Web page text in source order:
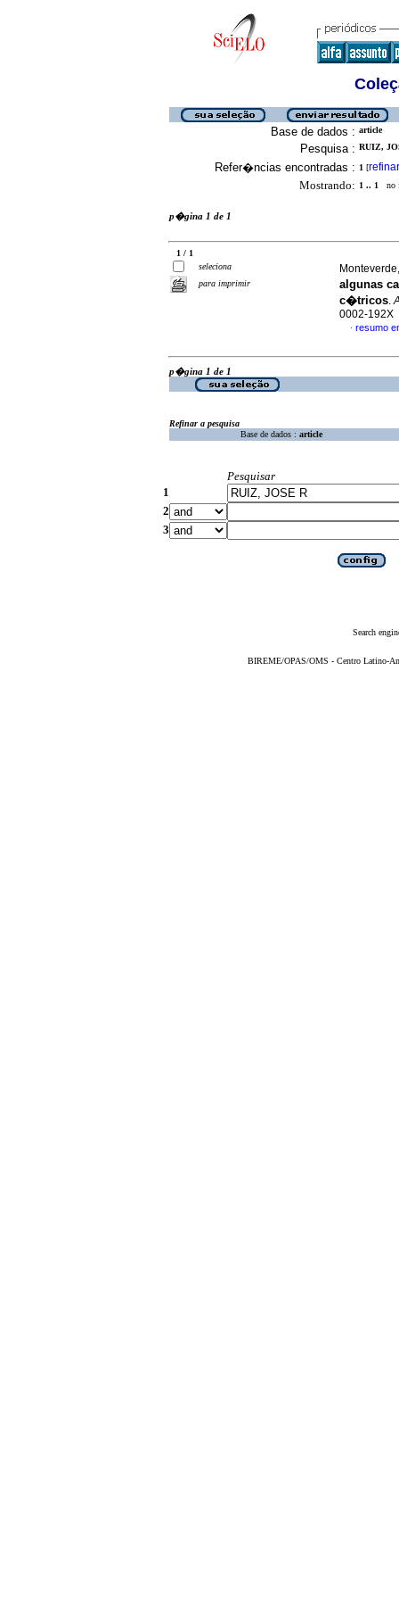
Base de dados : article
Pesquisa : RUIZ,
Refer�ncias encontradas : 1 [refinar
Mostrando: 1 .. 1 no
p�gina 1 de 1
1 / 1
seleciona
para imprimir
algunas
c�tricos.
0002-192X
· resumo
p�gina 1 de 1
Refinar a pesquisa
Base de dados : article
Pesquisar
1
2
3
Search
BIREME/OPAS/OMS - Centro Latino-